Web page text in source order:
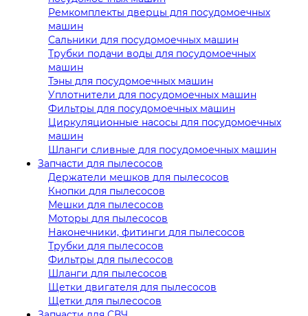
Ремкомплекты дверцы для посудомоечных
машин
Сальники для посудомоечных машин
Трубки подачи воды для посудомоечных
машин
Тэны для посудомоечных машин
Уплотнители для посудомоечных машин
Фильтры для посудомоечных машин
Циркуляционные насосы для посудомоечных
машин
Шланги сливные для посудомоечных машин
Запчасти для пылесосов
Держатели мешков для пылесосов
Кнопки для пылесосов
Мешки для пылесосов
Моторы для пылесосов
Наконечники, фитинги для пылесосов
Трубки для пылесосов
Фильтры для пылесосов
Шланги для пылесосов
Щетки двигателя для пылесосов
Щетки для пылесосов